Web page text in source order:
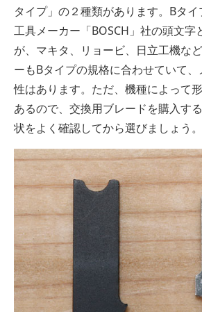
タイプ」の２種類があります。Bタ
工具メーカー「BOSCH」社の頭文字
が、マキタ、リョービ、日立工機な
ーもBタイプの規格に合わせていて
性はあります。ただ、機種によって
あるので、交換用ブレードを購入す
状をよく確認してから選びましょう。